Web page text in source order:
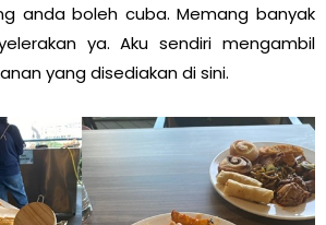
anda boleh cuba. Memang banyak
ya. Aku sendiri mengambil
yang disediakan di sini.